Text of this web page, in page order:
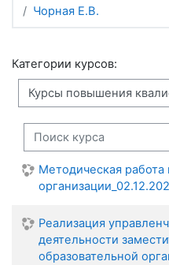
Чорная Е.В.
Категории курсов:
Поиск курса
Методическая работа
Реализация
деятельности
образовательной